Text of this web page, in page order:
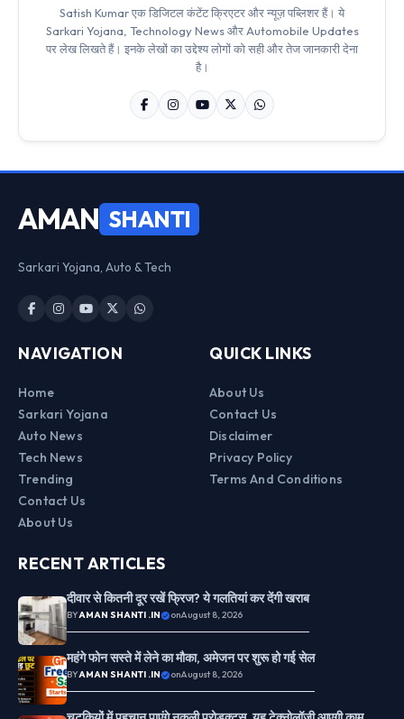
Satish Kumar एक डिजिटल कंटेंट क्रिएटर और न्यूज़ पब्लिशर हैं। ये
Sarkari Yojana, Technology News और Automobile Updates
पर लेख लिखते हैं। इनके लेखों का उद्देश्य लोगों को सही और तेज जानकारी देना
है।
AMAN SHANTI
Sarkari Yojana, Auto & Tech
NAVIGATION
Home
Sarkari Yojana
Auto News
Tech News
Trending
Contact Us
About Us
QUICK LINKS
About Us
Contact Us
Disclaimer
Privacy Policy
Terms And Conditions
RECENT ARTICLES
दीवार से कितनी दूर रखें फ्रिज? ये गलतियां कर देंगी खराब
BYAMAN SHANTI .IN onAugust 8, 2026
महंगे फोन सस्ते में लेने का मौका, अमेजन पर शुरू हो गई सेल
BYAMAN SHANTI .IN onAugust 8, 2026